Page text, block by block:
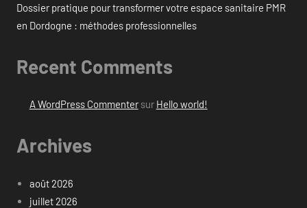
Dossier pratique pour transformer votre espace sanitaire PMR
en Dordogne : méthodes professionnelles
Recent Comments
A WordPress Commentersur Hello world!
Archives
août 2026
juillet 2026